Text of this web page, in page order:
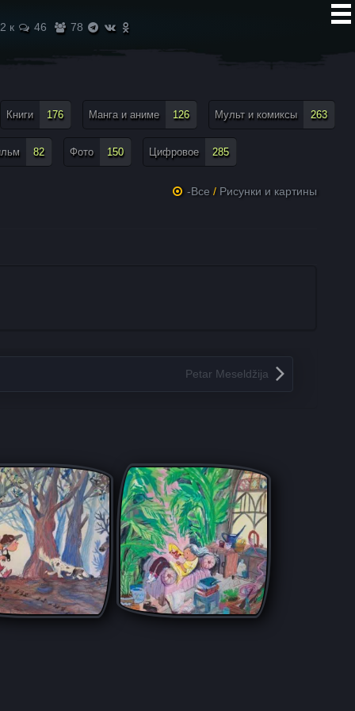
2 к 46 78
Книги 176 Манга и аниме 126 Мульт и комиксы 263
82 Фото 150 Цифровое 285
-Все / Рисунки и картины
Petar Meseldžija